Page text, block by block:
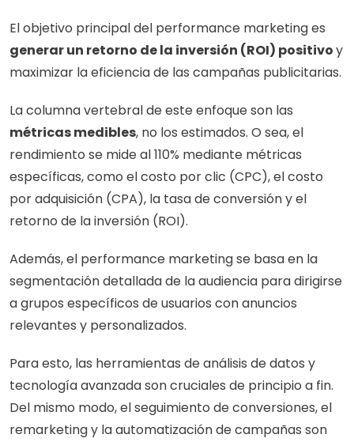
El objetivo principal del performance marketing es
generar un retorno de la inversión (ROI) positivo y
maximizar la eficiencia de las campañas publicitarias.
La columna vertebral de este enfoque son las
métricas medibles, no los estimados. O sea, el
rendimiento se mide al 110% mediante métricas
específicas, como el costo por clic (CPC), el costo
por adquisición (CPA), la tasa de conversión y el
retorno de la inversión (ROI).
Además, el performance marketing se basa en la
segmentación detallada de la audiencia para dirigirse
a grupos específicos de usuarios con anuncios
relevantes y personalizados.
Para esto, las herramientas de análisis de datos y
tecnología avanzada son cruciales de principio a fin.
Del mismo modo, el seguimiento de conversiones, el
remarketing y la automatización de campañas son